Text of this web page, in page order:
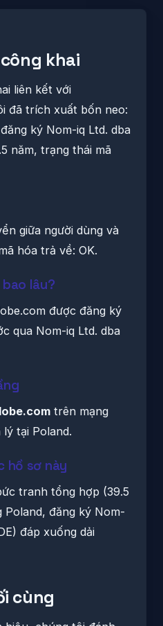
khai
liên kết với
đã trích xuất bốn neo:
ký Nom-iq Ltd. dba
năm, trạng thái mã
giữa người dùng và
hóa trả về: OK.
lâu?
được đăng ký
qua Nom-iq Ltd. dba
trên mạng
tại Poland.
hồ sơ này
tranh tổng hợp (39.5
Poland, đăng ký Nom-
đáp xuống dải
cùng